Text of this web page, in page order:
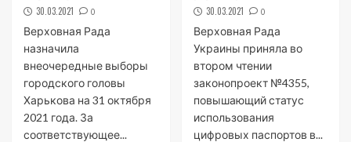
30.03.2021 0
Верховная Рада
назначила
внеочередные выборы
городского головы
Харькова на 31 октября
2021 года. За
соответствующее...
30.03.2021 0
Верховная Рада
Украины приняла во
втором чтении
законопроект №4355,
повышающий статус
использования
цифровых паспортов в...